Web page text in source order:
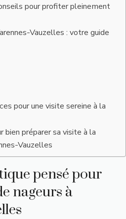
pour profiter pleinement
Vauzelles : votre guide
pour une visite sereine à la
bien préparer sa visite à la
Vauzelles
pensé pour
nageurs à